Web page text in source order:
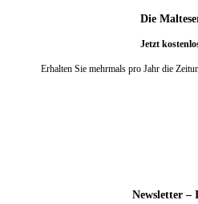
Die
Jetzt
Erhalten Sie mehrmals pro Jahr die
Newsletter –